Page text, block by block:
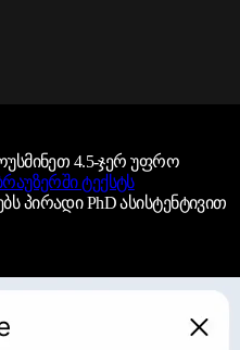
4.5-ჯერ უფრო
ტექსტს
პირადი PhD ასისტენტივით